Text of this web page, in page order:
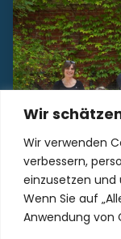
Wir
Wir verwenden
verbessern,
einzusetzen und
Wenn Sie auf
Anwendung von
Unser